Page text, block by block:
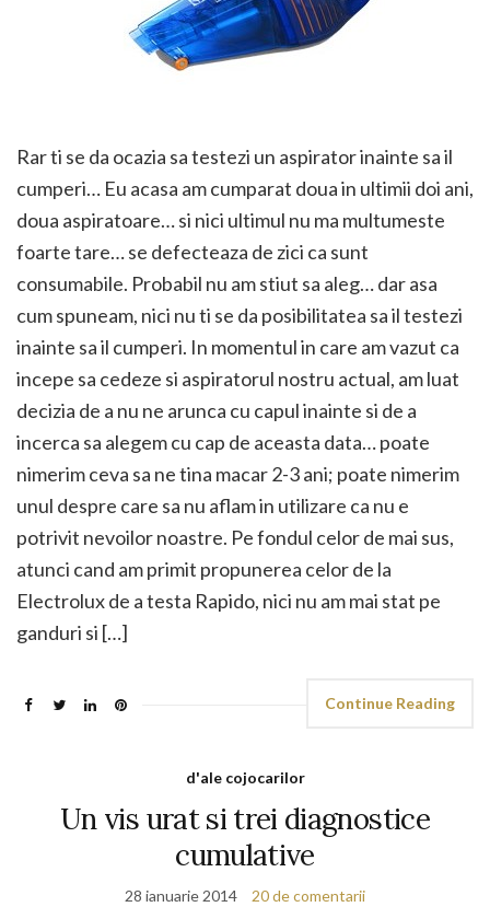
Rar ti se da ocazia sa testezi un aspirator inainte sa il
cumperi… Eu acasa am cumparat doua in ultimii doi ani,
doua aspiratoare… si nici ultimul nu ma multumeste
foarte tare… se defecteaza de zici ca sunt
consumabile. Probabil nu am stiut sa aleg… dar asa
cum spuneam, nici nu ti se da posibilitatea sa il testezi
inainte sa il cumperi. In momentul in care am vazut ca
incepe sa cedeze si aspiratorul nostru actual, am luat
decizia de a nu ne arunca cu capul inainte si de a
incerca sa alegem cu cap de aceasta data… poate
nimerim ceva sa ne tina macar 2-3 ani; poate nimerim
unul despre care sa nu aflam in utilizare ca nu e
potrivit nevoilor noastre. Pe fondul celor de mai sus,
atunci cand am primit propunerea celor de la
Electrolux de a testa Rapido, nici nu am mai stat pe
ganduri si […]
Continue Reading
d'ale cojocarilor
Un vis urat si trei diagnostice
cumulative
28 ianuarie 2014 20 de comentarii